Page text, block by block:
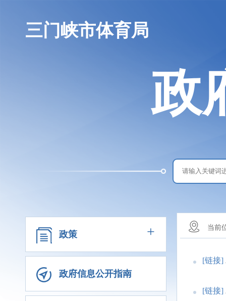
三门峡市体育局
政
政策 +
政府信息公开指南
当前
[链接]
[链接]